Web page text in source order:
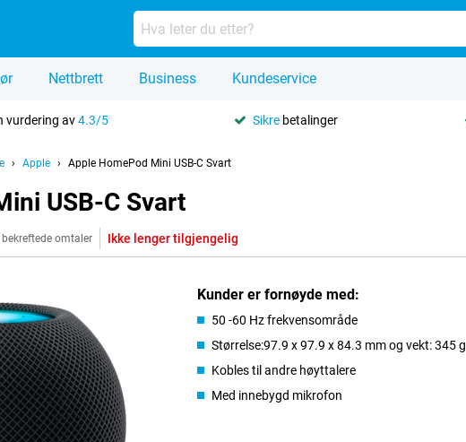
Nettbrett Business Kundeservice
vurdering av4.3/5 Sikre betalinger
Apple Apple HomePod Mini USB-C Svart
USB-C Svart
bekreftede omtaler Ikke lenger tilgjengelig
Kunder er fornøyde med:
50 -60 Hz frekvensområde
Størrelse:97.9 x 97.9 x 84.3 mm og vekt: 345 g
Kobles til andre høyttalere
Med innebygd mikrofon